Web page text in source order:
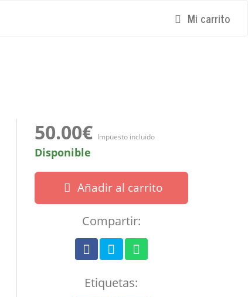
Mi carrito
50.00€ Impuesto incluido
Disponible
Añadir al carrito
Compartir:
Etiquetas: